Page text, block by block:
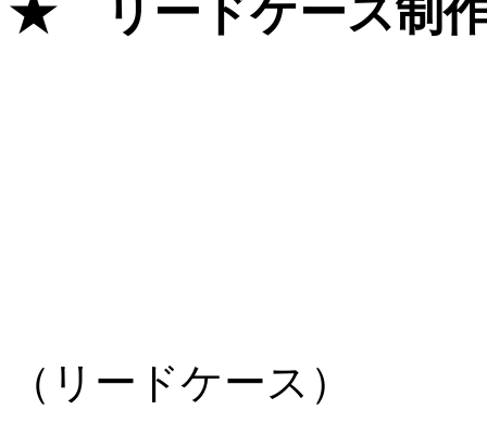
★ リードケース制
（リードケース）